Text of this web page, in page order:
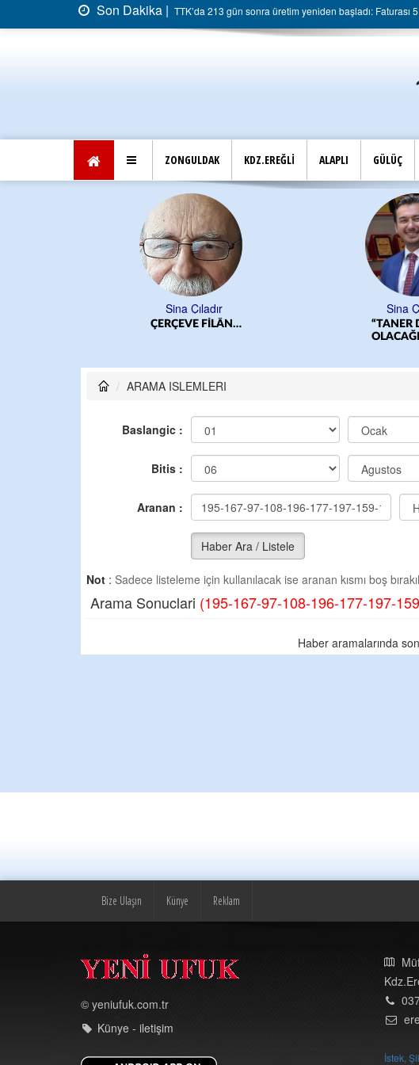
Son Dakika | TTK’da 213 gün sonra üretim yeniden başladı: Faturası
ZONGULDAK KDZ.EREĞLİ ALAPLI GÜLÜÇ
Sina Çıladır
ÇERÇEVE FİLÂN…
Sina
“TANER
ARAMA ISLEMLERI
Baslangic :
Bitis :
Aranan :
Haber Ara / Listele
Not : Sadece listeleme için kullanılacak ise aranan kısmı boş
Arama Sonuclari (195-167-97-108-196-177-197-
Haber aramalarında
Bize Ulaşın Künye Reklam
© yeniufuk.com.tr
Künye - iletişim
İstek,